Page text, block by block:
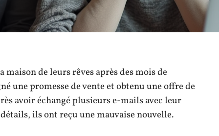
de leurs rêves après des mois de
une promesse de vente et obtenu une offre de
avoir échangé plusieurs e-mails avec leur
ils ont reçu une mauvaise nouvelle.